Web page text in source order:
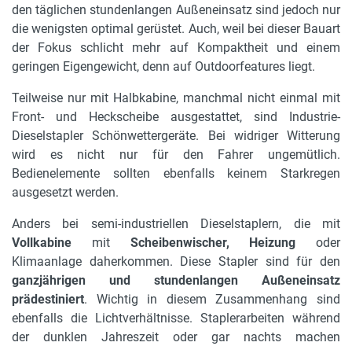
den täglichen stundenlangen Außeneinsatz sind jedoch nur
die wenigsten optimal gerüstet. Auch, weil bei dieser Bauart
der Fokus schlicht mehr auf Kompaktheit und einem
geringen Eigengewicht, denn auf Outdoorfeatures liegt.
Teilweise nur mit Halbkabine, manchmal nicht einmal mit
Front- und Heckscheibe ausgestattet, sind Industrie-
Dieselstapler Schönwettergeräte. Bei widriger Witterung
wird es nicht nur für den Fahrer ungemütlich.
Bedienelemente sollten ebenfalls keinem Starkregen
ausgesetzt werden.
Anders bei semi-industriellen Dieselstaplern, die mit
Vollkabine mit Scheibenwischer, Heizung oder
Klimaanlage daherkommen. Diese Stapler sind für den
ganzjährigen und stundenlangen Außeneinsatz
prädestiniert. Wichtig in diesem Zusammenhang sind
ebenfalls die Lichtverhältnisse. Staplerarbeiten während
der dunklen Jahreszeit oder gar nachts machen